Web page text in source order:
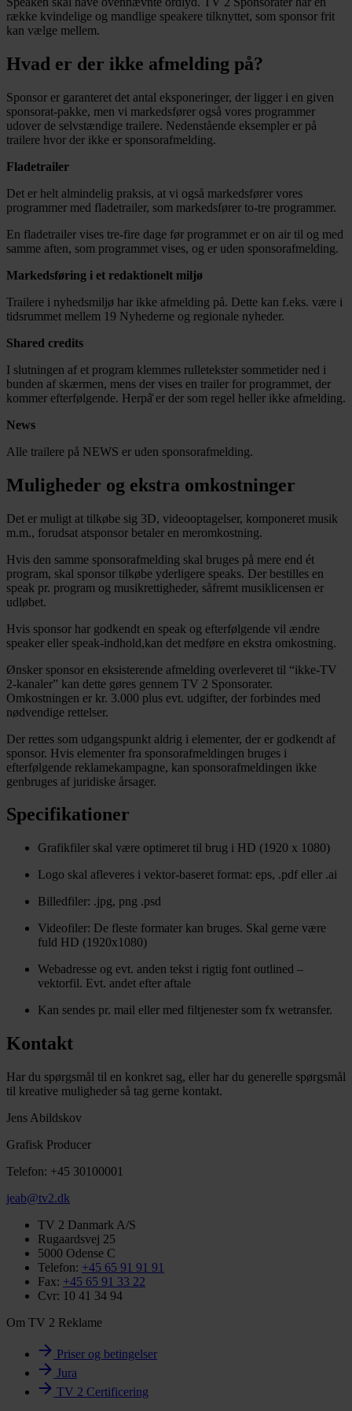
række kvindelige og mandlige speakere tilknyttet, som sponsor frit
kan vælge mellem.
Hvad er der ikke afmelding på?
Sponsor er garanteret det antal eksponeringer, der ligger i en given
sponsorat-pakke, men vi markedsfører også vores programmer
udover de selvstændige trailere. Nedenstående eksempler er på
trailere hvor der ikke er sponsorafmelding.
Fladetrailer
Det er helt almindelig praksis, at vi også markedsfører vores
programmer med fladetrailer, som markedsfører to-tre programmer.
En fladetrailer vises tre-fire dage før programmet er on air til og med
samme aften, som programmet vises, og er uden sponsorafmelding.
Markedsføring i et redaktionelt miljø
Trailere i nyhedsmiljø har ikke afmelding på. Dette kan f.eks. være i
tidsrummet mellem 19 Nyhederne og regionale nyheder.
Shared credits
I slutningen af et program klemmes rulletekster sommetider ned i
bunden af skærmen, mens der vises en trailer for programmet, der
kommer efterfølgende. Herpå̊ er der som regel heller ikke afmelding.
News
Alle trailere på NEWS er uden sponsorafmelding.
Muligheder og ekstra omkostninger
Det er muligt at tilkøbe sig 3D, videooptagelser, komponeret musik
m.m., forudsat atsponsor betaler en meromkostning.
Hvis den samme sponsorafmelding skal bruges på mere end ét
program, skal sponsor tilkøbe yderligere speaks. Der bestilles en
speak pr. program og musikrettigheder, såfremt musiklicensen er
udløbet.
Hvis sponsor har godkendt en speak og efterfølgende vil ændre
speaker eller speak-indhold,kan det medføre en ekstra omkostning.
Ønsker sponsor en eksisterende afmelding overleveret til “ikke-TV
2-kanaler” kan dette gøres gennem TV 2 Sponsorater.
Omkostningen er kr. 3.000 plus evt. udgifter, der forbindes med
nødvendige rettelser.
Der rettes som udgangspunkt aldrig i elementer, der er godkendt af
sponsor. Hvis elementer fra sponsorafmeldingen bruges i
efterfølgende reklamekampagne, kan sponsorafmeldingen ikke
genbruges af juridiske årsager.
Specifikationer
Grafikfiler skal være optimeret til brug i HD (1920 x 1080)
Logo skal afleveres i vektor-baseret format: eps, .pdf eller .ai
Billedfiler: .jpg, png .psd
Videofiler: De fleste formater kan bruges. Skal gerne være
fuld HD (1920x1080)
Webadresse og evt. anden tekst i rigtig font outlined –
vektorfil. Evt. andet efter aftale
Kan sendes pr. mail eller med filtjenester som fx wetransfer.
Kontakt
Har du spørgsmål til en konkret sag, eller har du generelle spørgsmål
til kreative muligheder så tag gerne kontakt.
Jens Abildskov
Grafisk Producer
Telefon: +45 30100001
jeab@tv2.dk
TV 2 Danmark A/S
Rugaardsvej 25
5000 Odense C
Telefon: +45 65 91 91 91
Fax: +45 65 91 33 22
Cvr: 10 41 34 94
Om TV 2 Reklame
Priser og betingelser
Jura
TV 2 Certificering